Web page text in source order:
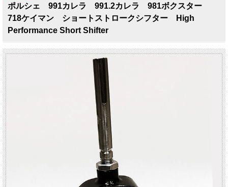
ポルシェ 991カレラ 991.2カレラ 981ボクスター
718ケイマン ショートストロークシフター High
Performance Short Shifter